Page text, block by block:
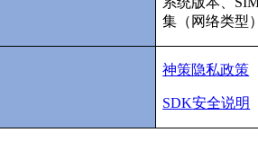
集（网络类型
神策隐私政策
SDK安全说明